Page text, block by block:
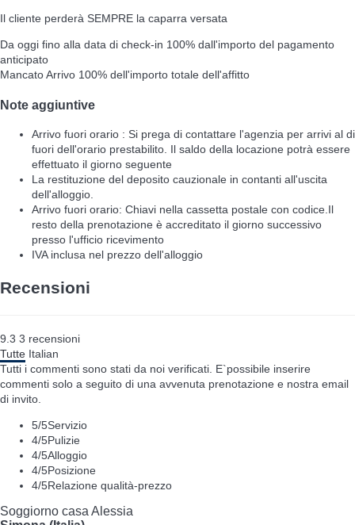
Il cliente perderà SEMPRE la caparra versata
Da oggi fino alla data di check-in 100% dall'importo del pagamento
anticipato
Mancato Arrivo 100% dell'importo totale dell'affitto
Note aggiuntive
Arrivo fuori orario : Si prega di contattare l'agenzia per arrivi al di
fuori dell'orario prestabilito. Il saldo della locazione potrà essere
effettuato il giorno seguente
La restituzione del deposito cauzionale in contanti all'uscita
dell'alloggio.
Arrivo fuori orario: Chiavi nella cassetta postale con codice.Il
resto della prenotazione è accreditato il giorno successivo
presso l'ufficio ricevimento
IVA inclusa nel prezzo dell'alloggio
Recensioni
9.3 3 recensioni
Tutte Italian
Tutti i commenti sono stati da noi verificati. E`possibile inserire
commenti solo a seguito di una avvenuta prenotazione e nostra email
di invito.
5/5Servizio
4/5Pulizie
4/5Alloggio
4/5Posizione
4/5Relazione qualità-prezzo
Soggiorno casa Alessia